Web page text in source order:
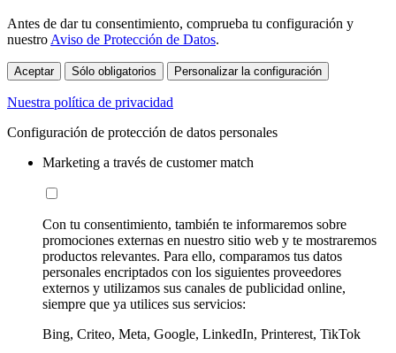
Antes de dar tu consentimiento, comprueba tu configuración y
nuestro Aviso de Protección de Datos.
Aceptar Sólo obligatorios Personalizar la configuración
Nuestra política de privacidad
Configuración de protección de datos personales
Marketing a través de customer match
Con tu consentimiento, también te informaremos sobre
promociones externas en nuestro sitio web y te mostraremos
productos relevantes. Para ello, comparamos tus datos
personales encriptados con los siguientes proveedores
externos y utilizamos sus canales de publicidad online,
siempre que ya utilices sus servicios:
Bing, Criteo, Meta, Google, LinkedIn, Printerest, TikTok